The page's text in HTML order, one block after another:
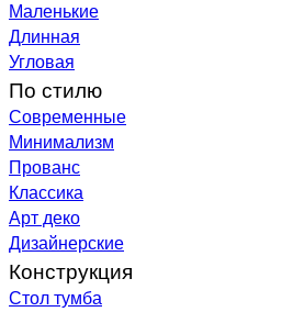
Маленькие
Длинная
Угловая
По стилю
Современные
Минимализм
Прованс
Классика
Арт деко
Дизайнерские
Конструкция
Стол тумба